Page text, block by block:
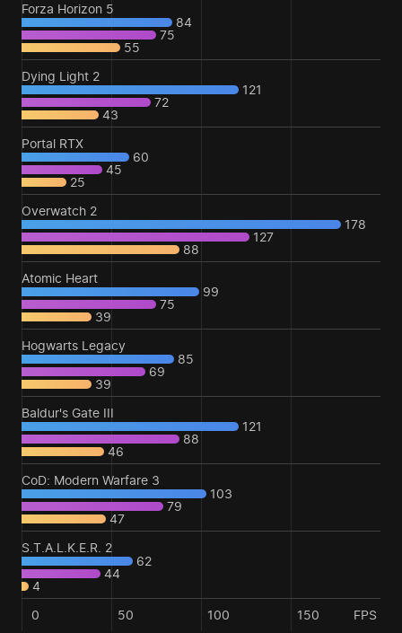
Forza Horizon 5
84
75
55
Dying Light 2
121
72
43
Portal RTX
60
45
25
Overwatch 2
178
127
88
Atomic Heart
99
75
39
Hogwarts Legacy
85
69
39
Baldur's Gate III
121
88
46
CoD: Modern Warfare 3
103
79
47
S.T.A.L.K.E.R. 2
62
44
4
0
50 100 150 FPS